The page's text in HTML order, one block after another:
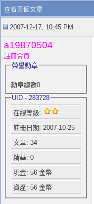
查看單個文章
2007-12-17, 10:45 PM
a19870504
註冊會員
榮譽勳章
勳章總數0
UID - 283728
在線等級:
註冊日期: 2007-10-25
文章: 34
精華: 0
現金: 56 金幣
資產: 56 金幣